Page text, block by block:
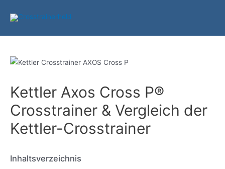
Inhalt
Kettler Axos Cross P®
Crosstrainer & Vergleich der
Kettler-Crosstrainer
Inhaltsverzeichnis